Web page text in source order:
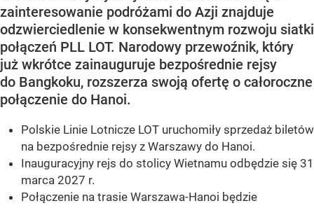
zainteresowanie podróżami do Azji znajduje
odzwierciedlenie w konsekwentnym rozwoju siatki
połączeń PLL LOT. Narodowy przewoźnik, który
już wkrótce zainauguruje bezpośrednie rejsy
do Bangkoku, rozszerza swoją ofertę o całoroczne
połączenie do Hanoi.
Polskie Linie Lotnicze LOT uruchomiły sprzedaż biletów
na bezpośrednie rejsy z Warszawy do Hanoi.
Inauguracyjny rejs do stolicy Wietnamu odbędzie się 31
marca 2027 r.
Połączenie na trasie Warszawa-Hanoi będzie